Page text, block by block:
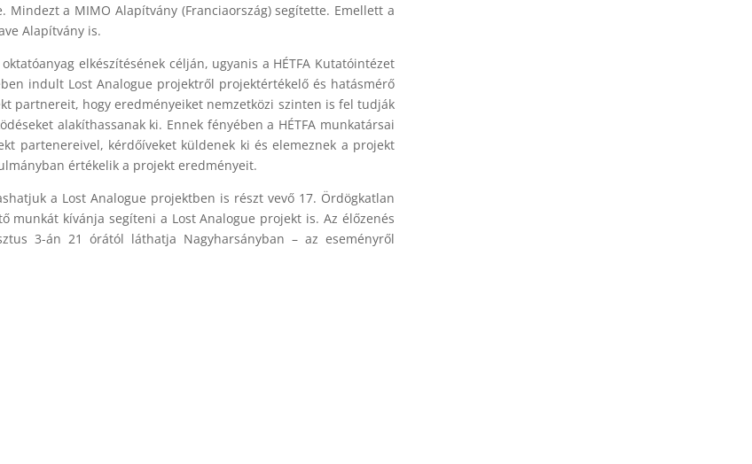
a MIMO Alapítvány (Franciaország) segítette. Emellett a
Alapítvány is.
elkészítésének célján, ugyanis a HÉTFA Kutatóintézet
indult Lost Analogue projektről projektértékelő és hatásmérő
partnereit, hogy eredményeiket nemzetközi szinten is fel tudják
alakíthassanak ki. Ennek fényében a HÉTFA munkatársai
partenereivel, kérdőíveket küldenek ki és elemeznek a projekt
értékelik a projekt eredményeit.
a Lost Analogue projektben is részt vevő 17. Ördögkatlan
munkát kívánja segíteni a Lost Analogue projekt is. Az élőzenés
3-án 21 órától láthatja Nagyharsányban – az eseményről